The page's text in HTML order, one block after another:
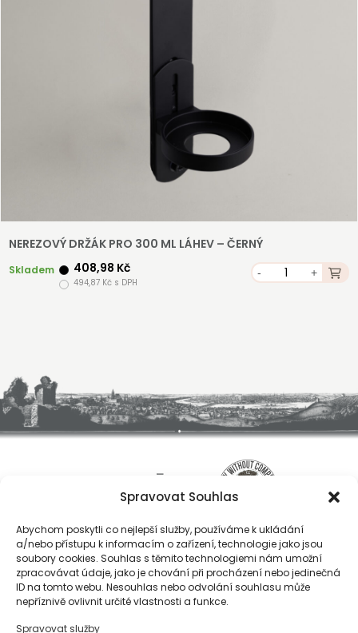
Spravovat Souhlas
Abychom poskytli co nejlepší služby, používáme k ukládání
a/nebo přístupu k informacím o zařízení, technologie jako jsou
soubory cookies. Souhlas s těmito technologiemi nám umožní
zpracovávat údaje, jako je chování při procházení nebo jedinečná
ID na tomto webu. Nesouhlas nebo odvolání souhlasu může
nepříznivě ovlivnit určité vlastnosti a funkce.
Spravovat služby
NEREZOVÝ DRŽÁK PRO 300 ML LÁHEV – ČERNÝ
Skladem 408,98 Kč
494,87 Kč s DPH
- +
O nás